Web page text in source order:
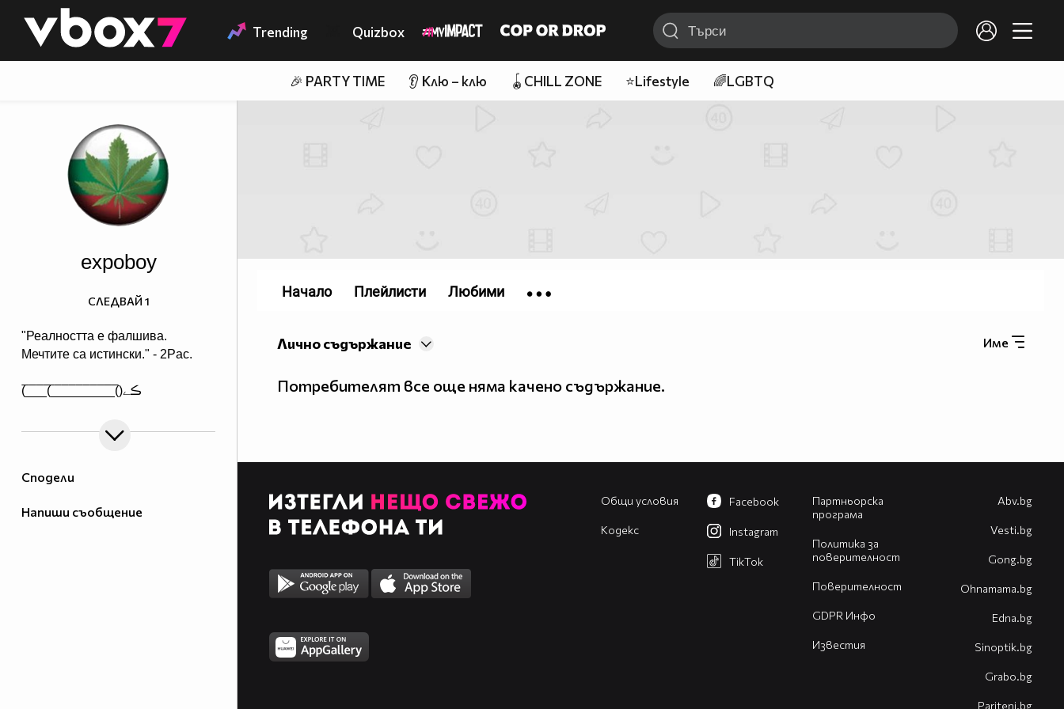
👾 Trending Quizbox
🎉 PARTY TIME 👂 Клю – клю 🪀CHILL ZONE ⭐Lifestyle 🌈LGBTQ
Сподели
Напиши съобщение
expoboy
"Реалността е фалшива.
Мечтите са истински." - 2Pac.
(̅_̅_̅_̅(̅_̅_̅_̅_̅_̅_̅_̅_̅̅_̅()ڪے
СЛЕДВАЙ 1
Име
Лично съдържание
Потребителят все още няма качено съдържание.
Начало Плейлисти Любими
Общи условия
Кодекс
Партньорска
програма
Политика за
поверителност
Поверителност
GDPR Инфо
Известия
Facebook
Instagram
TikTok
Abv.bg
Vesti.bg
Gong.bg
Оhnamama.bg
Edna.bg
Sinoptik.bg
Grabo.bg
Pariteni.bg